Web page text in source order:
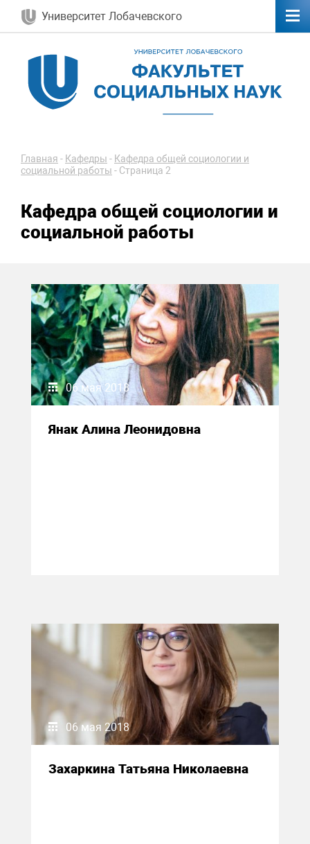
Университет Лобачевского
Главная - Кафедры - Кафедра общей социологии и
социальной работы - Страница 2
Кафедра общей социологии и
социальной работы
06 мая 2018
Янак Алина Леонидовна
06 мая 2018
Захаркина Татьяна Николаевна